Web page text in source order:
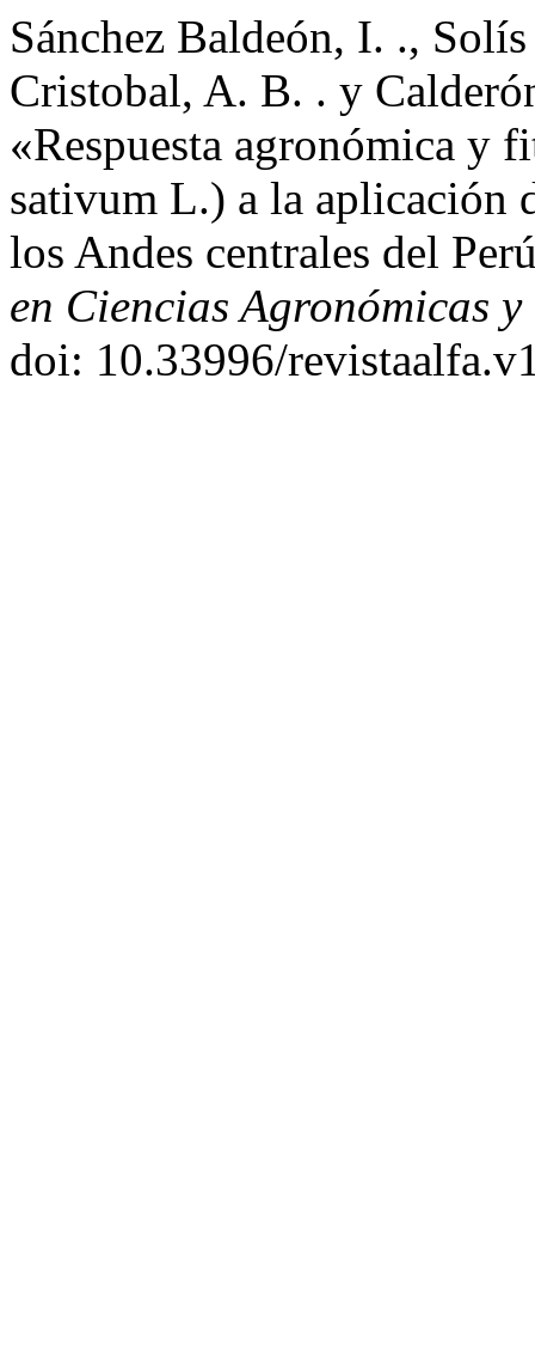
Sánchez Baldeón, I. .,
Cristobal, A. B. . y
«Respuesta agronómica y
sativum L.) a la aplicación
los Andes centrales del
en Ciencias Agronómicas
doi: 10.33996/